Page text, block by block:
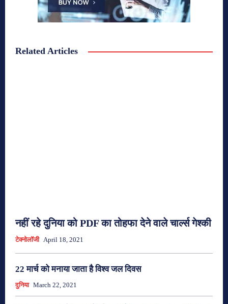
Related Articles
नहीं रहे दुनिया को PDF का तोहफा देने वाले चार्ल्स गेश्की
टेक्नोलॉजी April 18, 2021
22 मार्च को मनाया जाता है विश्व जल दिवस
दुनिया March 22, 2021